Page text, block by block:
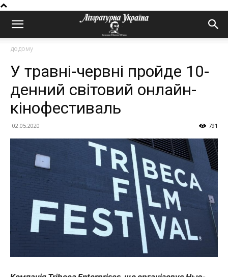
додому
У травні-червні пройде 10-
денний світовий онлайн-
кінофестиваль
02.05.2020 791